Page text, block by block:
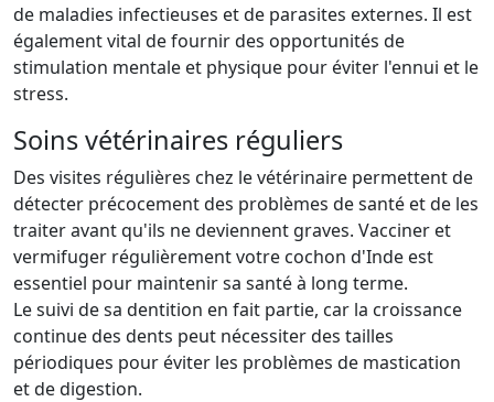
de maladies infectieuses et de parasites externes. Il est
également vital de fournir des opportunités de
stimulation mentale et physique pour éviter l'ennui et le
stress.
Soins vétérinaires réguliers
Des visites régulières chez le vétérinaire permettent de
détecter précocement des problèmes de santé et de les
traiter avant qu'ils ne deviennent graves. Vacciner et
vermifuger régulièrement votre cochon d'Inde est
essentiel pour maintenir sa santé à long terme.
Le suivi de sa dentition en fait partie, car la croissance
continue des dents peut nécessiter des tailles
périodiques pour éviter les problèmes de mastication
et de digestion.